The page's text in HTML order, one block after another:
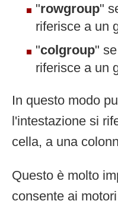
"rowgroup"
riferisce a un
"colgroup"
riferisce a un
In questo modo
l'intestazione si
cella, a una
Questo è molto
consente ai